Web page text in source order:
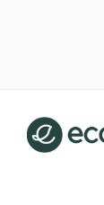
contenuto